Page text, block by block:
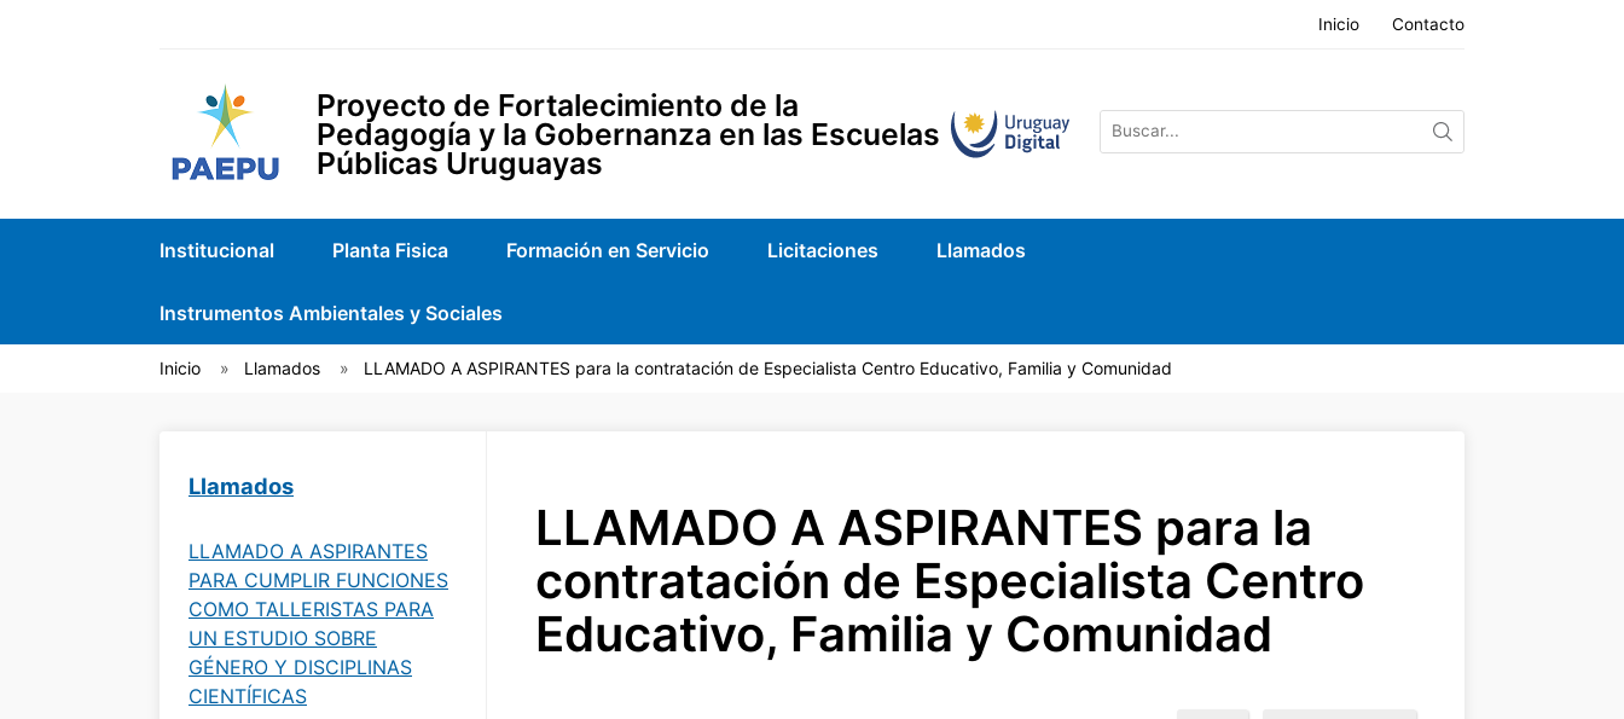
Inicio Contacto
Proyecto de Fortalecimiento de la
Pedagogía y la Gobernanza en las Escuelas
Públicas Uruguayas
Institucional Planta Fisica Formación en Servicio Licitaciones Llamados
Instrumentos Ambientales y Sociales
Inicio Llamados LLAMADO A ASPIRANTES para la contratación de Especialista Centro Educativo, Familia y Comunidad
Llamados
LLAMADO A ASPIRANTES
PARA CUMPLIR FUNCIONES
COMO TALLERISTAS PARA
UN ESTUDIO SOBRE
GÉNERO Y DISCIPLINAS
CIENTÍFICAS
LLAMADO A ASPIRANTES para la
contratación de Especialista Centro
Educativo, Familia y Comunidad